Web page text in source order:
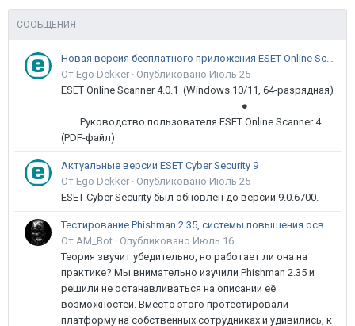
СООБЩЕНИЯ
Новая версия бесплатного приложения ESET Online Scanner доступна пользователям
От Ego Dekker · Опубликовано Июль 25
ESET Online Scanner 4.0.1 (Windows 10/11, 64-разрядная)
●
Руководство пользователя ESET Online Scanner 4
(PDF-файл)
Актуальные версии ESET Cyber Security 9
От Ego Dekker · Опубликовано Июль 25
ESET Cyber Security был обновлён до версии 9.0.6700.
Тестирование Phishman 2.35, системы повышения осведомлённости пользователей в сфере ИБ
От AM_Bot · Опубликовано Июль 16
Теория звучит убедительно, но работает ли она на
практике? Мы внимательно изучили Phishman 2.35 и
решили не останавливаться на описании её
возможностей. Вместо этого протестировали
платформу на собственных сотрудниках и удивились, к